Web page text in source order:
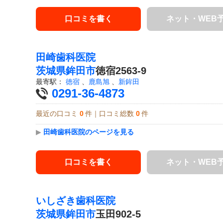
口コミを書く ネット・WEB
田崎歯科医院
茨城県鉾田市徳宿2563-9
最寄駅： 徳宿 鹿島旭 新鉾田
0291-36-4873
最近の口コミ 0 件｜口コミ総数 0 件
▶ 田崎歯科医院のページを見る
口コミを書く ネット・WEB
いしざき歯科医院
茨城県鉾田市玉田902-5